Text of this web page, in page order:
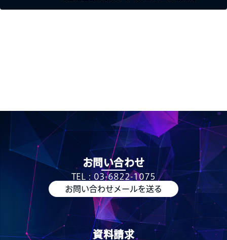
お問い合わせ
TEL：03-6822-1075
お問い合わせメールを送る
資料請求